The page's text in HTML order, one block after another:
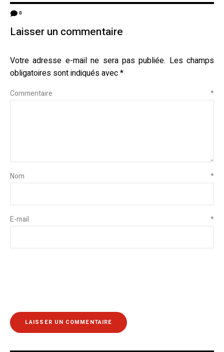
0
Laisser un commentaire
Votre adresse e-mail ne sera pas publiée. Les champs
obligatoires sont indiqués avec*
Commentaire *
Nom *
E-mail *